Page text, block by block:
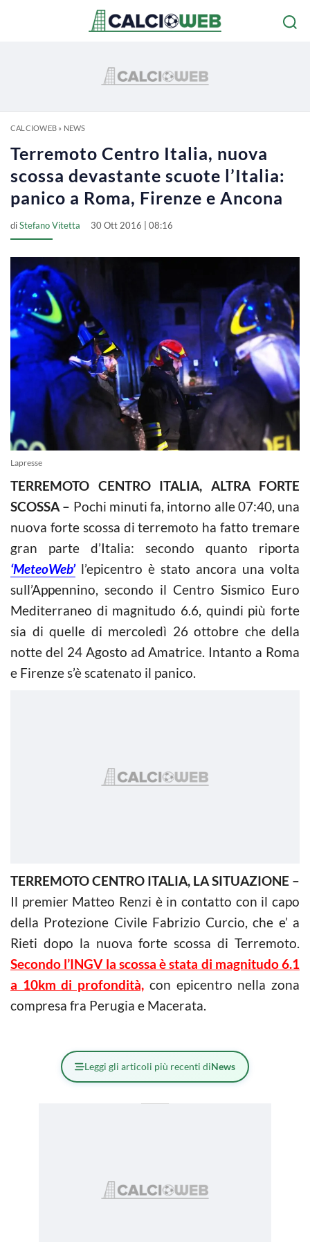
CALCIOWEB» NEWS
Terremoto Centro Italia, nuova
scossa devastante scuote l’Italia:
panico a Roma, Firenze e Ancona
diStefano Vitetta 30 Ott 2016 | 08:16
Lapresse
TERREMOTO CENTRO ITALIA, ALTRA FORTE
SCOSSA – Pochi minuti fa, intorno alle 07:40, una
nuova forte scossa di terremoto ha fatto tremare
gran parte d’Italia: secondo quanto riporta
‘MeteoWeb’l’epicentro è stato ancora una volta
sull’Appennino, secondo il Centro Sismico Euro
Mediterraneo di magnitudo 6.6, quindi più forte
sia di quelle di mercoledì 26 ottobre che della
notte del 24 Agosto ad Amatrice. Intanto a Roma
e Firenze s’è scatenato il panico.
TERREMOTO CENTRO ITALIA, LA SITUAZIONE –
Il premier Matteo Renzi è in contatto con il capo
della Protezione Civile Fabrizio Curcio, che e’ a
Rieti dopo la nuova forte scossa di Terremoto.
Secondo l’INGV la scossa è stata di magnitudo 6.1
a 10km di profondità, con epicentro nella zona
compresa fra Perugia e Macerata.
Leggi gli articoli più recenti diNews